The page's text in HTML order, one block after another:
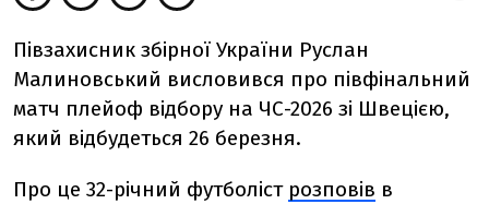
Півзахисник збірної України Руслан
Малиновський висловився про півфінальний
матч плейоф відбору на ЧС-2026 зі Швецією,
який відбудеться 26 березня.
Про це 32-річний футболіст розповів в